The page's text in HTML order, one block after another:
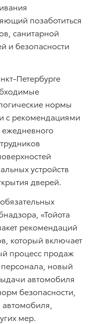
позаботиться
санитарной
и безопасности
Петербурге
нормы
с рекомендациями
ежедневного
устройств
дверей.
«Тойота
рекомендаций
который включает
процесс продаж
новый
автомобиля
безопасности,
мер.